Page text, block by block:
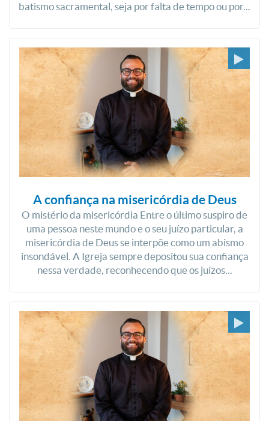
batismo sacramental, seja por falta de tempo ou por...
A confiança na misericórdia de Deus
O mistério da misericórdia Entre o último suspiro de
uma pessoa neste mundo e o seu juízo particular, a
misericórdia de Deus se interpõe como um abismo
insondável. A Igreja sempre depositou sua confiança
nessa verdade, reconhecendo que os juízos...